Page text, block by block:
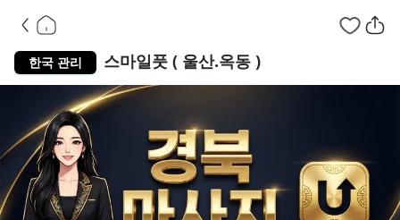
한국 관리 스마일풋 ( 울산.옥동 )울산 남구 옥동